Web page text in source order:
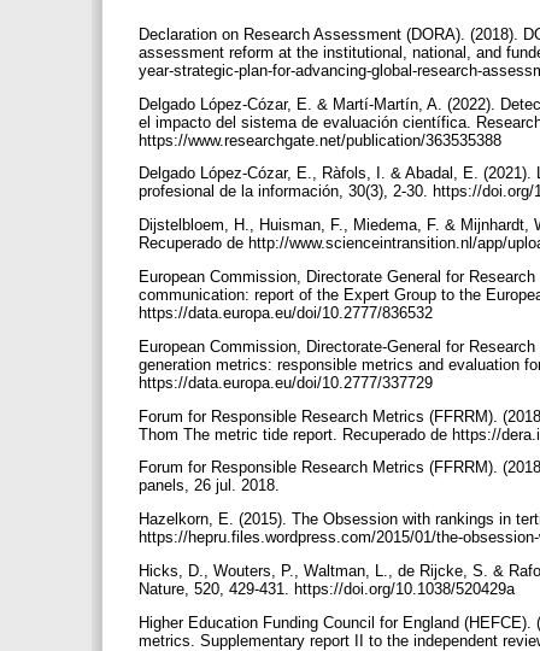
Declaration on Research Assessment (DORA). (2018).
assessment reform at the institutional, national, and
year-strategic-plan-for-advancing-global-research-
Delgado López-Cózar, E. & Martí-Martín, A. (2022).
el impacto del sistema de evaluación científica.
https://www.researchgate.net/publication/363535388
Delgado López-Cózar, E., Ràfols, I. & Abadal, E.
profesional de la información, 30(3), 2-30. https://
Dijstelbloem, H., Huisman, F., Miedema, F. &
Recuperado de http://www.scienceintransition.nl/app/
European Commission, Directorate General for
communication: report of the Expert Group to the
https://data.europa.eu/doi/10.2777/836532
European Commission, Directorate-General for
generation metrics: responsible metrics and evaluation
https://data.europa.eu/doi/10.2777/337729
Forum for Responsible Research Metrics (FFRRM).
Thom The metric tide report. Recuperado de https://
Forum for Responsible Research Metrics (FFRRM).
panels, 26 jul. 2018.
Hazelkorn, E. (2015). The Obsession with rankings in
https://hepru.files.wordpress.com/2015/01/the-
Hicks, D., Wouters, P., Waltman, L., de Rijcke, S. &
Nature, 520, 429-431. https://doi.org/10.1038/520429a
Higher Education Funding Council for England
metrics. Supplementary report II to the independent